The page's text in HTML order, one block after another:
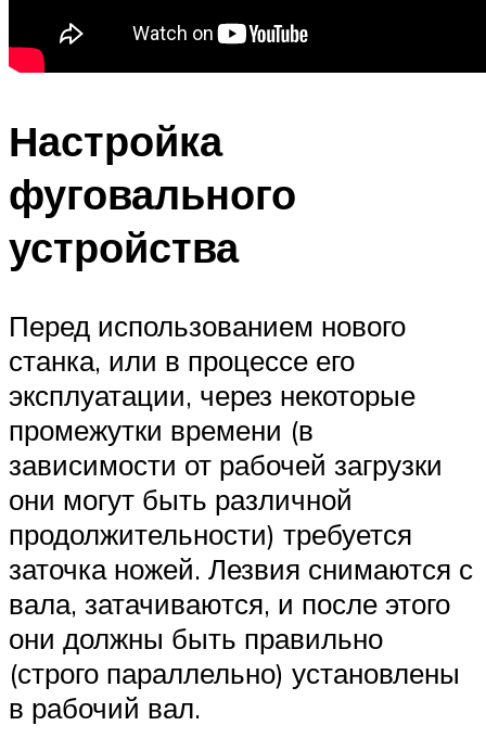
Настройка
фуговального
устройства
Перед использованием нового
станка, или в процессе его
эксплуатации, через некоторые
промежутки времени (в
зависимости от рабочей загрузки
они могут быть различной
продолжительности) требуется
заточка ножей. Лезвия снимаются с
вала, затачиваются, и после этого
они должны быть правильно
(строго параллельно) установлены
в рабочий вал.